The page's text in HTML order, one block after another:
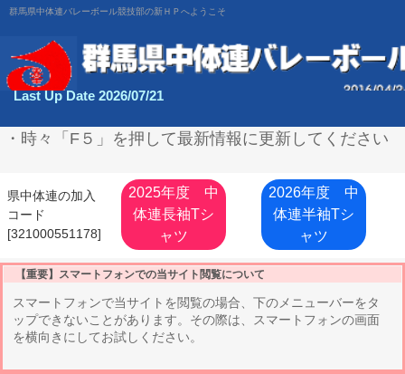
群馬県中体連バレーボール競技部の新ＨＰへようこそ
Last Up Date 2026/07/21
・時々「F５」を押して最新情報に更新してください
県中体連の加入
コード
[321000551178]
2025年度 中
体連長袖Tシ
ャツ
2026年度 中
体連半袖Tシ
ャツ
【重要】スマートフォンでの当サイト閲覧について
スマートフォンで当サイトを閲覧の場合、下のメニューバーをタ
ップできないことがあります。その際は、スマートフォンの画面
を横向きにしてお試しください。